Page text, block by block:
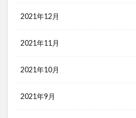
2021年12月
2021年11月
2021年10月
2021年9月